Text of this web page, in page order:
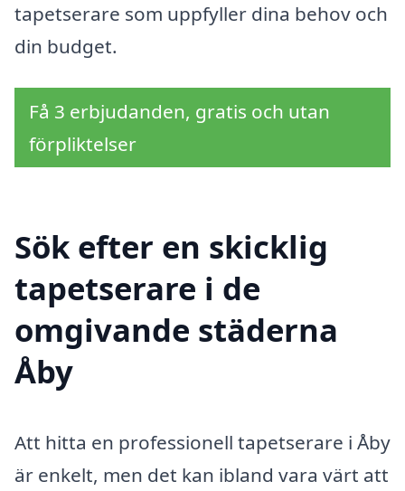
tapetserare som uppfyller dina behov och
din budget.
Få 3 erbjudanden, gratis och utan
förpliktelser
Sök efter en skicklig
tapetserare i de
omgivande städerna
Åby
Att hitta en professionell tapetserare i Åby
är enkelt, men det kan ibland vara värt att